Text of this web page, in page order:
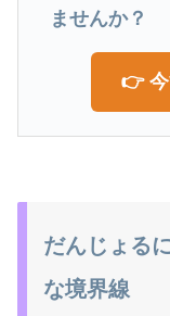
ませんか？
👉
だんじょる
な境界線